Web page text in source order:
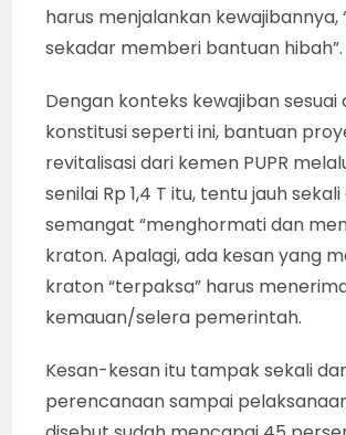
harus menjalankan kewajibannya,
sekadar memberi bantuan hibah”.
Dengan konteks kewajiban sesuai
konstitusi seperti ini, bantuan
revitalisasi dari kemen PUPR
senilai Rp 1,4 T itu, tentu jauh
semangat “menghormati dan
kraton. Apalagi, ada kesan yang
kraton “terpaksa” harus
kemauan/selera pemerintah.
Kesan-kesan itu tampak sekali
perencanaan sampai